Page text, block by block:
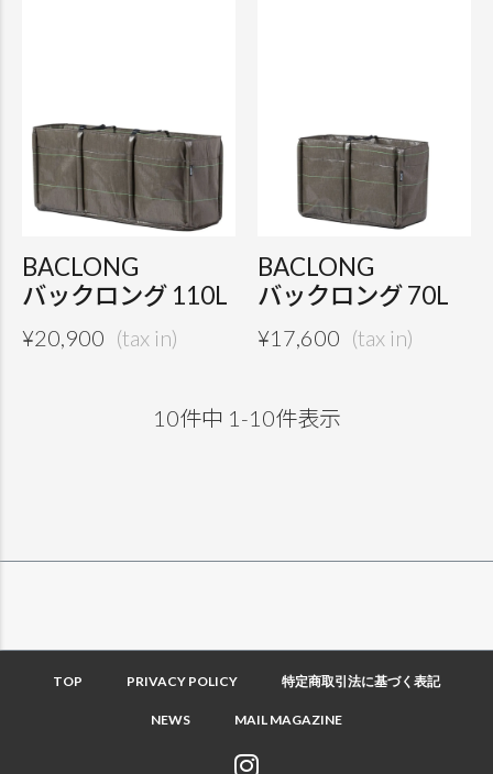
BACLONG
バックロング 110L
¥20,900
BACLONG
バックロング 70L
¥17,600
10件中 1 -10件表示
TOP PRIVACY POLICY 特定商取引法に基づく表記
NEWS MAIL MAGAZINE